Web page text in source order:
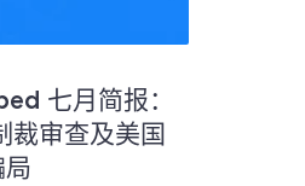
七月简报：
裁审查及美国